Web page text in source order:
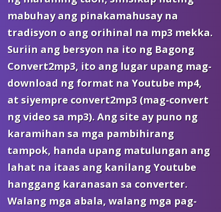
mabuhay ang pinakamahusay na
tradisyon o ang orihinal na mp3 mekka.
Suriin ang bersyon na ito ng Bagong
Convert2mp3, ito ang lugar upang mag-
download ng format na Youtube mp4,
at siyempre convert2mp3 (mag-convert
ng video sa mp3). Ang site ay puno ng
karamihan sa mga pambihirang
tampok, handa upang matulungan ang
lahat na itaas ang kanilang Youtube
hanggang karanasan sa converter.
Walang mga abala, walang mga pag-